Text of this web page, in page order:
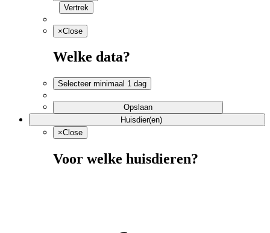
Vertrek
×Close
Welke data?
Selecteer minimaal 1 dag
Opslaan
Huisdier(en)
×Close
Voor welke huisdieren?